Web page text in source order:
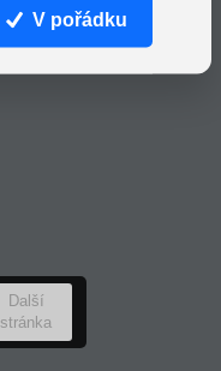
Další
stránka
V pořádku